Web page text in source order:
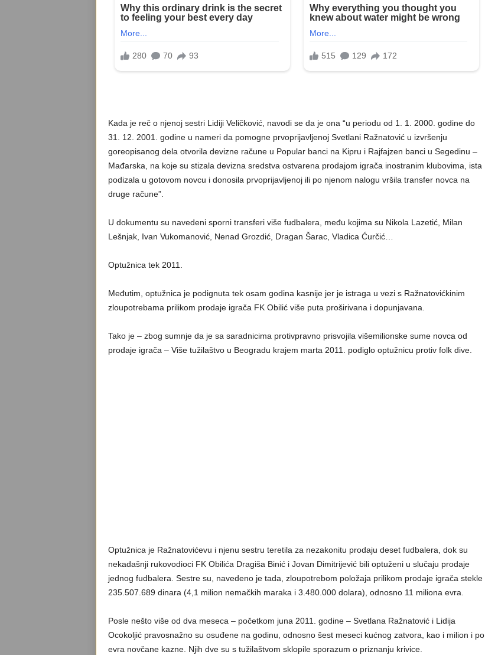
Kada je reč o njenoj sestri Lidiji Veličković, navodi se da je ona “u periodu od 1. 1. 2000. godine do
31. 12. 2001. godine u nameri da pomogne prvoprijavljenoj Svetlani Ražnatović u izvršenju
goreopisanog dela otvorila devizne račune u Popular banci na Kipru i Rajfajzen banci u Segedinu –
Mađarska, na koje su stizala devizna sredstva ostvarena prodajom igrača inostranim klubovima, ista
podizala u gotovom novcu i donosila prvoprijavljenoj ili po njenom nalogu vršila transfer novca na
druge račune”.
U dokumentu su navedeni sporni transferi više fudbalera, među kojima su Nikola Lazetić, Milan
Lešnjak, Ivan Vukomanović, Nenad Grozdić, Dragan Šarac, Vladica Ćurčić…
Optužnica tek 2011.
Međutim, optužnica je podignuta tek osam godina kasnije jer je istraga u vezi s Ražnatovićkinim
zloupotrebama prilikom prodaje igrača FK Obilić više puta proširivana i dopunjavana.
Tako je – zbog sumnje da je sa saradnicima protivpravno prisvojila višemilionske sume novca od
prodaje igrača – Više tužilaštvo u Beogradu krajem marta 2011. podiglo optužnicu protiv folk dive.
Optužnica je Ražnatovićevu i njenu sestru teretila za nezakonitu prodaju deset fudbalera, dok su
nekadašnji rukovodioci FK Obilića Dragiša Binić i Jovan Dimitrijević bili optuženi u slučaju prodaje
jednog fudbalera. Sestre su, navedeno je tada, zloupotrebom položaja prilikom prodaje igrača stekle
235.507.689 dinara (4,1 milion nemačkih maraka i 3.480.000 dolara), odnosno 11 miliona evra.
Posle nešto više od dva meseca – početkom juna 2011. godine – Svetlana Ražnatović i Lidija
Ocokoljić pravosnažno su osuđene na godinu, odnosno šest meseci kućnog zatvora, kao i milion i po
evra novčane kazne. Njih dve su s tužilaštvom sklopile sporazum o priznanju krivice.